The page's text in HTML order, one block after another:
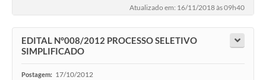
Atualizado em: 16/11/2018 às 09h40
EDITAL N°008/2012 PROCESSO SELETIVO
SIMPLIFICADO
Postagem: 17/10/2012